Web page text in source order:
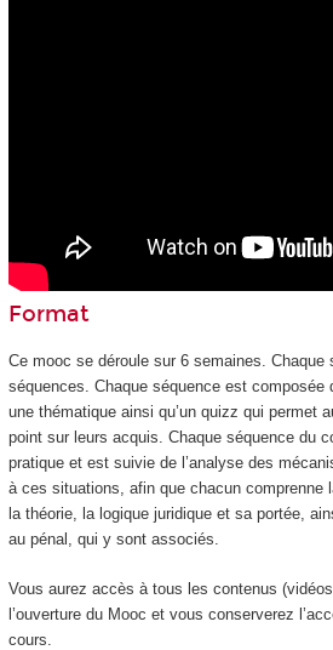
Format
Ce mooc se déroule sur 6 semaines. Chaque
séquences. Chaque séquence est composée
une thématique ainsi qu’un quizz qui permet
point sur leurs acquis. Chaque séquence du
pratique et est suivie de l’analyse des
à ces situations, afin que chacun comprenne
la théorie, la logique juridique et sa portée,
au pénal, qui y sont associés.
Vous aurez accès à tous les contenus
l’ouverture du Mooc et vous conserverez
cours.